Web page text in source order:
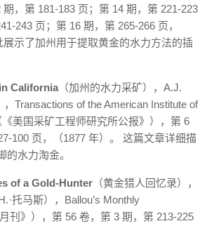
期，第 181-183 页；第 14 期，第 221-223
243 页；第 16 期，第 265-266 页，
展示了加州用于提取黄金的水力方法的插
California （加州的水力采矿），A.J.
，Transactions of the American Institute of
美国采矿工程师研究所公报》），第 6
100 页，（1877 年）。 这篇文章详细描
的水力淘金。
of a Gold-Hunter （黄金猎人回忆录），
托马斯），Ballou’s Monthly
刊》），第 56 卷，第 3 期，第 213-225